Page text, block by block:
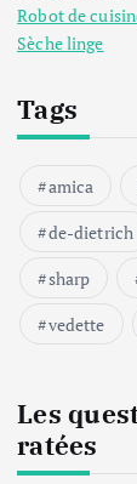
Robot de
Sèche linge
Tags
amica
de-dietrich
sharp
vedette
Les
ratées